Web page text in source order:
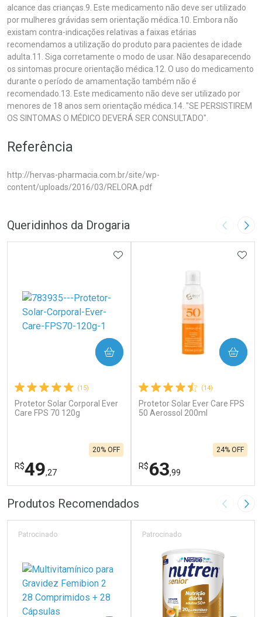
alcance das crianças.9. Este medicamento não deve ser utilizado
por mulheres grávidas sem orientação médica.10. Embora não
existam contra-indicações relativas a faixas etárias
recomendamos a utilização do produto para pacientes de idade
adulta.11. Siga corretamente o modo de usar. Não desaparecendo
os sintomas procure orientação médica.12. O uso do medicamento
durante o período de amamentação também não é
recomendado.13. Este medicamento não deve ser utilizado por
menores de 18 anos sem orientação médica.14. "SE PERSISTIREM
OS SINTOMAS O MÉDICO DEVERÁ SER CONSULTADO".
Referência
http://hervas-pharmacia.com.br/site/wp-
content/uploads/2016/03/RELORA.pdf
Queridinhos da Drogaria Imagem
(15)
Protetor Solar Corporal Ever
Care FPS 70 120g
R$49,27
20% OFF
ADICIONAR AOS FAVORITOS
COMPRAR
FECHAR
Laboratório
FECHAR
Por Menos
(14)
Protetor Solar Ever Care FPS
50 Aerossol 200ml
R$63,99
24% OFF
COMPRAR
Laboratório
Por Menos
Produtos Recomendados Imagem
Patrocinado Patrocinado